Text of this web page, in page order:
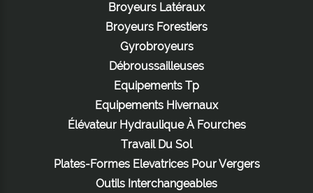
Broyeurs Latéraux
Broyeurs Forestiers
Gyrobroyeurs
Débroussailleuses
Equipements Tp
Equipements Hivernaux
Élévateur Hydraulique À Fourches
Travail Du Sol
Plates-Formes Elevatrices Pour Vergers
Outils Interchangeables